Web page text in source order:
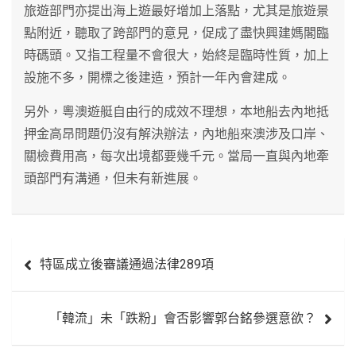
旅遊部門亦提出海上遊最好增加上落點，尤其是旅遊景
點附近，聽取了跨部門的意見，促成了盡快興建媽閣臨
時碼頭。又指工程量不會很大，始終是臨時性質，加上
設施不多，開標之後建造，預計一年內會建成。
另外，粵澳遊艇自由行的成效不理想，本地船去內地抵
押金高昂問題仍沒有解決辦法，內地船來澳涉及口岸、
關檢費用高，每次出境都要幾千元。當局一直與內地牽
頭部門有溝通，但未有新進展。
章 特區成立後審議通過法律289項
「韓流」未「跌粉」會否影響郭台銘參選意欲？